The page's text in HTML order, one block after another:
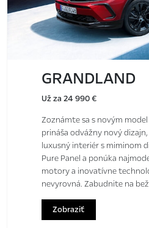
GRANDLAND
Už za 24 990 €
Zoznámte sa s novým
prináša odvážny nový
luxusný interiér s miminom
Pure Panel a ponúka
motory a inovatívne
nevyrovná. Zabudnite na
Zobraziť